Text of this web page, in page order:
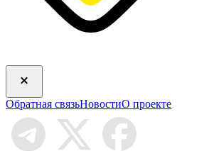
Обратная связьНовостиО проекте